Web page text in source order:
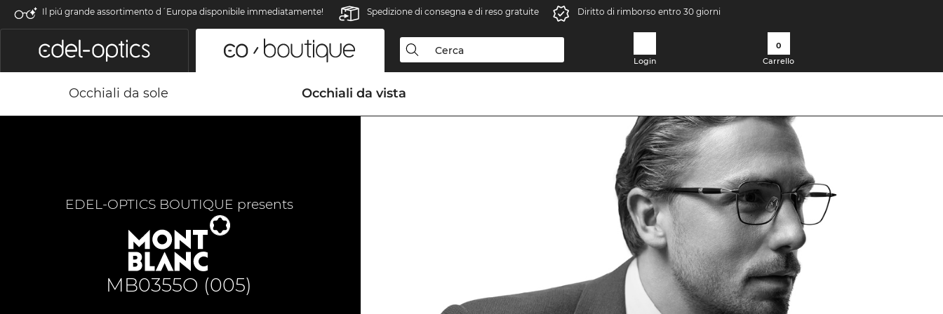
Il piú grande assortimento d´Europa disponibile immediatamente! Spedizione di consegna e di reso gratuite Diritto di rimborso entro 30 giorni
Login
0
Carrello
Occhiali da sole Occhiali da vista
MB0355O (005)
EDEL-OPTICS BOUTIQUE presents